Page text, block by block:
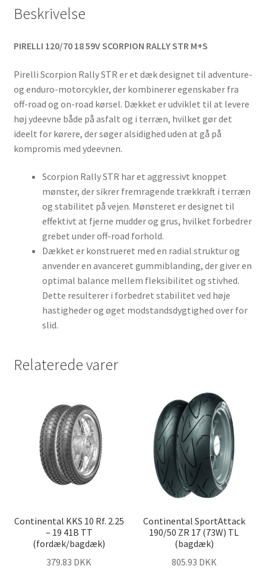
Beskrivelse
PIRELLI 120/70 18 59V SCORPION RALLY STR M+S
Pirelli Scorpion Rally STR er et dæk designet til adventure-
og enduro-motorcykler, der kombinerer egenskaber fra
off-road og on-road kørsel. Dækket er udviklet til at levere
høj ydeevne både på asfalt og i terræn, hvilket gør det
ideelt for kørere, der søger alsidighed uden at gå på
kompromis med ydeevnen.
Scorpion Rally STR har et aggressivt knoppet
mønster, der sikrer fremragende trækkraft i terræn
og stabilitet på vejen. Mønsteret er designet til
effektivt at fjerne mudder og grus, hvilket forbedrer
grebet under off-road forhold.
Dækket er konstrueret med en radial struktur og
anvender en avanceret gummiblanding, der giver en
optimal balance mellem fleksibilitet og stivhed.
Dette resulterer i forbedret stabilitet ved høje
hastigheder og øget modstandsdygtighed over for
slid.
Relaterede varer
Continental KKS 10 Rf. 2.25
– 19 41B TT
(fordæk/bagdæk)
379.83 DKK
Continental SportAttack
190/50 ZR 17 (73W) TL
(bagdæk)
805.93 DKK